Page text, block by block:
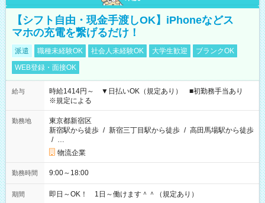
【シフト自由・現金手渡しOK】iPhoneなどス
マホの充電を繋げるだけ！
派遣 職種未経験OK 社会人未経験OK 大学生歓迎
ブランクOK
WEB登録・面接OK
給与
時給1414円～ ▼日払いOK（規定あり） ■初勤務手当あり
※規定による
勤務地
東京都新宿区
新宿駅から徒歩 / 新宿三丁目駅から徒歩 / 高田馬場駅から徒歩
/ …
物流企業
勤務時間 9:00～18:00
期間 即日～OK！ 1日～働けます＾＾（規定あり）